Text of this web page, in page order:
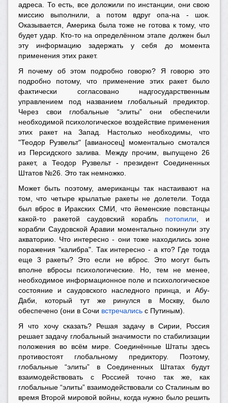
адреса. То есть, все доложили по инстанции, они свою
миссию выполнили, а потом вдруг опа-на - шок.
Оказывается, Америка была тоже не готова к тому, что
будет удар. Кто-то на определённом этапе должен был
эту информацию задержать у себя до момента
применения этих ракет.
Я почему об этом подробно говорю? Я говорю это
подробно потому, что применение этих ракет было
фактически согласовано надгосударственным
управлением под названием глобальный предиктор.
Через свои глобальные “элиты” они обеспечили
необходимой психологическое воздействие применения
этих ракет на Запад. Настолько необходимы, что
"Теодор Рузвельт" [авианосец] моментально смотался
из Персидского залива. Между прочим, выпущено 26
ракет, а Теодор Рузвельт - президент Соединенных
Штатов №26. Это так немножко.
Может быть поэтому, американцы так настаивают на
том, что четыре крылатые ракеты не долетели. Тогда
был вброс в Иракских СМИ, что йеменские повстанцы
какой-то ракетой саудовский корабль потопили , и
корабли Саудовской Аравии моментально покинули эту
акваторию. Что интересно - они тоже находились зоне
поражения "калибра". Так интересно - а кто? Где тогда
еще 3 ракеты? Это если не вброс. Это могут быть
вполне вбросы психологические. Но, тем не менее,
необходимое информационное поле и психологическое
состояние и саудовского наследного принца, и Абу-
Даби, который тут же ринулся в Москву, было
обеспечено (они в Сочи встречались с Путиным).
Я что хочу сказать? Решая задачу в Сирии, Россия
решает задачу глобальный значимости по стабилизации
положения во всём мире. Соединённые Штаты здесь
противостоят глобальному предиктору. Поэтому,
глобальные “элиты” в Соединенных Штатах будут
взаимодействовать с Россией точно так же, как
глобальные “элиты” взаимодействовали со Сталиным во
время Второй мировой войны, когда нужно было решить